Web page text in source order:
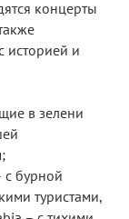
концерты
историей и
в зелени
бурной
туристами,